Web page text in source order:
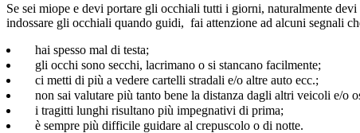
Se sei miope e devi portare gli occhiali tutti i giorni, naturalmente
indossare gli occhiali quando guidi, fai attenzione ad alcuni segnali
hai spesso mal di testa;
gli occhi sono secchi, lacrimano o si stancano facilmente;
ci metti di più a vedere cartelli stradali e/o altre auto ecc.;
non sai valutare più tanto bene la distanza dagli altri veicoli e/o
i tragitti lunghi risultano più impegnativi di prima;
è sempre più difficile guidare al crepuscolo o di notte.